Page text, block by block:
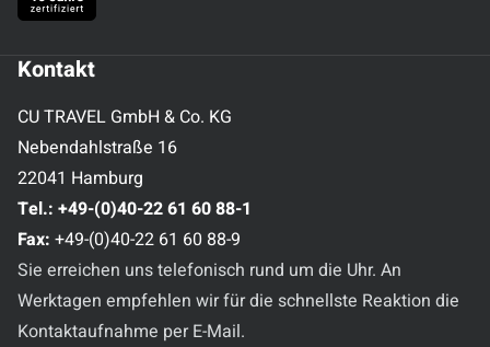
Kontakt
CU TRAVEL GmbH & Co. KG
Nebendahlstraße 16
22041 Hamburg
Tel.: +49-(0)40-22 61 60 88-1
Fax: +49-(0)40-22 61 60 88-9
Sie erreichen uns telefonisch rund um die Uhr. An
Werktagen empfehlen wir für die schnellste Reaktion die
Kontaktaufnahme per E-Mail.